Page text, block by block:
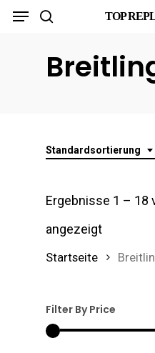
Skip
TOP
Menu
Standardsortierung
Ergebnisse 1 – 18
angezeigt
Startseite
Filter By Price